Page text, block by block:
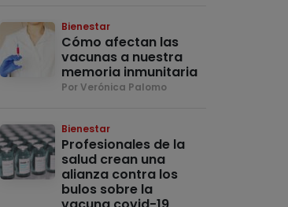
Bienestar
Cómo afectan las
vacunas a nuestra
memoria inmunitaria
Por Verónica Palomo
Bienestar
Profesionales de la
salud crean una
alianza contra los
bulos sobre la